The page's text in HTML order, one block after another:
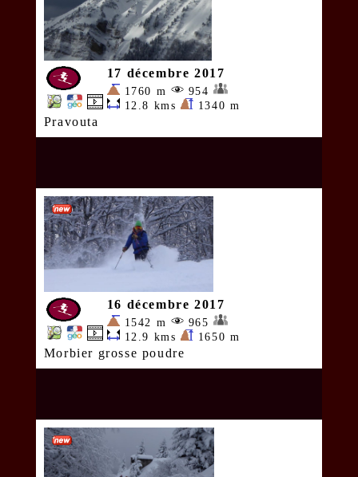
17 décembre 2017
1760 m
954
12.8 kms
1340 m
Pravouta
16 décembre 2017
1542 m
965
12.9 kms
1650 m
Morbier grosse poudre